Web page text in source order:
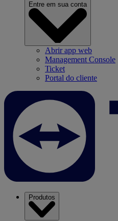
Entre em sua conta
Abrir app web
Management Console
Ticket
Portal do cliente
Produtos